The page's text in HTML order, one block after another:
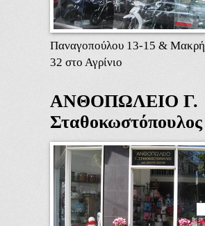
Παναγοπούλου 13-15 & Μακρή
32 στο Αγρίνιο
ΑΝΘΟΠΩΛΕΙΟ Γ.
Σταθοκωστόπουλος